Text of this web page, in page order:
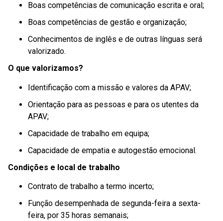
Boas competências de comunicação escrita e oral;
Boas competências de gestão e organização;
Conhecimentos de inglês e de outras línguas será
valorizado.
O que valorizamos?
Identificação com a missão e valores da APAV;
Orientação para as pessoas e para os utentes da
APAV;
Capacidade de trabalho em equipa;
Capacidade de empatia e autogestão emocional.
Condições e local de trabalho
Contrato de trabalho a termo incerto;
Função desempenhada de segunda-feira a sexta-
feira, por 35 horas semanais;